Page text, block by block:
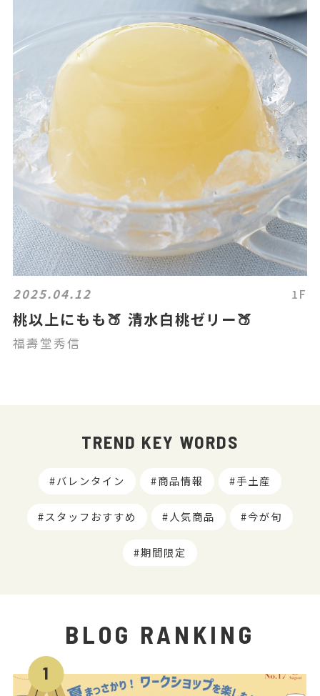
2025.04.12 1F
桃以上にもも🍑 清水白桃ゼリー🍑
福壽堂秀信
TREND KEY WORDS
バレンタイン 商品情報 手土産
スタッフおすすめ 人気商品 今が旬
期間限定
BLOG RANKING